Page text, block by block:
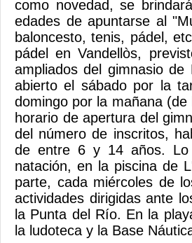
como novedad, se
edades de apuntarse al
baloncesto, tenis, pádel,
pádel en Vandellòs,
ampliados del gimnasio
abierto el sábado por la
domingo por la mañana
horario de apertura del
del número de inscritos,
de entre 6 y 14 años.
natación, en la piscina de
parte, cada miércoles de
actividades dirigidas ante
la Punta del Río. En la
la ludoteca y la Base